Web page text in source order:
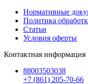
Нормативные
Политика
Статьи
Условия оферты
Контактная информация
88003503038
+7 (861) 205-70-66